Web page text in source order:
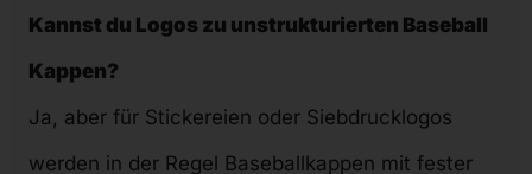
Kannst du Logos zu unstrukturierten Baseball
Kappen?
Ja, aber für Stickereien oder Siebdrucklogos
werden in der Regel Baseballkappen mit fester